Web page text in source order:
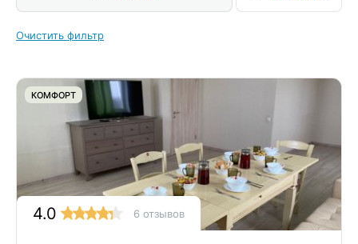
Очистить фильтр
КОМФОРТ
4.0 6 отзывов